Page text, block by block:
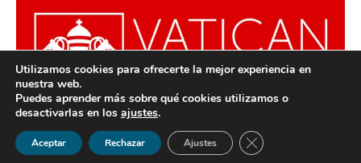
© ODISUR | Todos los derechos reservados |Política de
Privacidad
Aviso Legal
Utilizamos cookies para ofrecerte la mejor experiencia en
nuestra web.
Puedes aprender más sobre qué cookies utilizamos o
desactivarlas en los ajustes.
Aceptar Rechazar Ajustes Cerrar el banner de